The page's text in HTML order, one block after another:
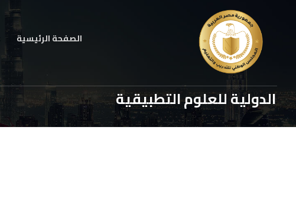
الصفحة الرئيسية
الدولية للعلوم التطبيقية